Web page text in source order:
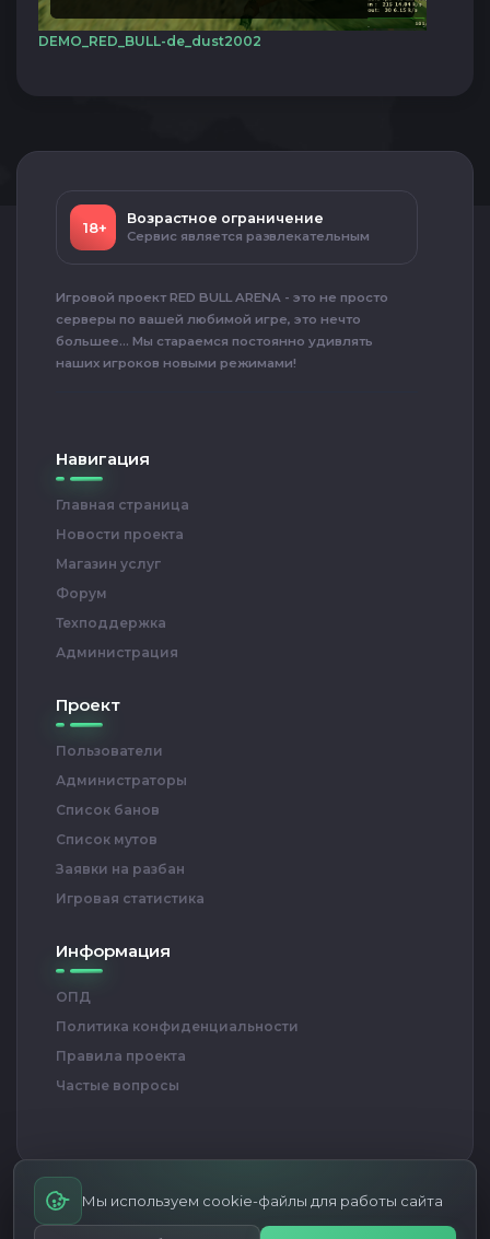
DEMO_RED_BULL-de_dust2002
18+
Возрастное ограничение
Сервис является развлекательным
Игровой проект RED BULL ARENA - это не просто
серверы по вашей любимой игре, это нечто
большее... Мы стараемся постоянно удивлять
наших игроков новыми режимами!
Навигация
Главная страница
Новости проекта
Магазин услуг
Форум
Техподдержка
Администрация
Проект
Пользователи
Администраторы
Список банов
Список мутов
Заявки на разбан
Игровая статистика
Информация
ОПД
Политика конфиденциальности
Правила проекта
Частые вопросы
Мы используем cookie-файлы для работы сайта